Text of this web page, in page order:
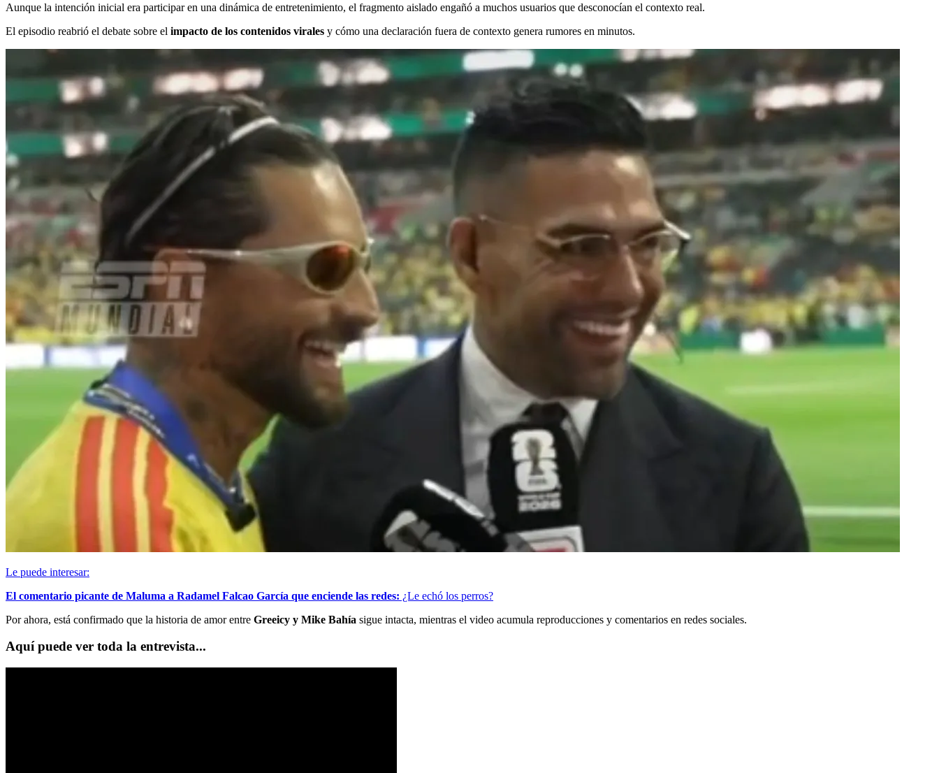
Aunque la intención inicial era participar en una dinámica de entretenimiento, el fragmento aislado engañó a muchos usuarios que desconocían el contexto real.
El episodio reabrió el debate sobre el impacto de los contenidos virales y cómo una declaración fuera de contexto genera rumores en minutos.
Le puede interesar:
El comentario picante de Maluma a Radamel Falcao García que enciende las redes: ¿Le echó los perros?
Por ahora, está confirmado que la historia de amor entre Greeicy y Mike Bahía sigue intacta, mientras el video acumula reproducciones y comentarios en redes sociales.
Aquí puede ver toda la entrevista...